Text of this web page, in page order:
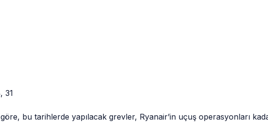
31
göre, bu tarihlerde yapılacak grevler, Ryanair’in uçuş operasyonları